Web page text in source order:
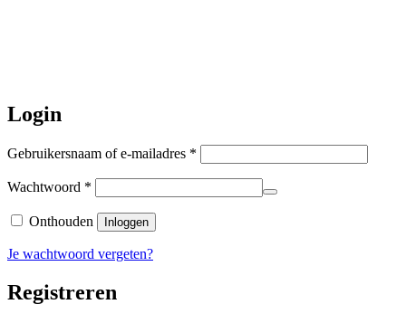
Login
Gebruikersnaam of e-mailadres *
Wachtwoord *
Onthouden Inloggen
Je wachtwoord vergeten?
Registreren